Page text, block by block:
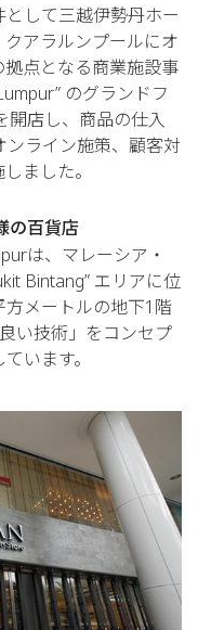
して三越伊勢丹ホー
アラルンプールにオ
点となる商業施設事
のグランドフ
開店し、商品の仕入
ライン施策、顧客対
ました。
の百貨店
は、マレーシア・
Bintang” エリアに位
メートルの地下1階
い技術」をコンセプ
います。